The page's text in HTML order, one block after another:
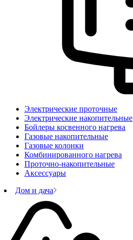
Электрические проточные
Электрические накопительные
Бойлеры косвенного нагрева
Газовые накопительные
Газовые колонки
Комбинированного нагрева
Проточно-накопительные
Аксессуары
Дом и дача